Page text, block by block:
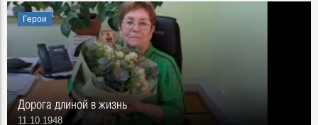
Герои
Дорога длиной в жизнь
11.10.1948